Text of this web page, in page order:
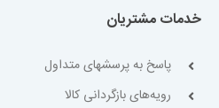
خدمات مشتریان
پاسخ به پرسشهای متداول
رویه‌های بازگردانی کالا